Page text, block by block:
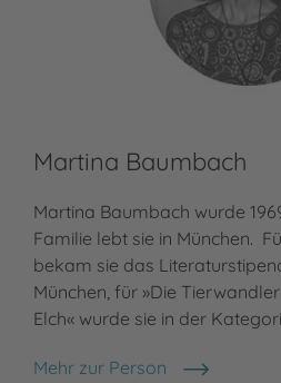
Martina Baumbach
Martina Baumbach wurde
Familie lebt sie in München.
bekam sie das
München, für »Die
Elch« wurde sie in der
Mehr zur Person